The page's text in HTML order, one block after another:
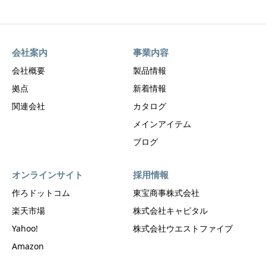
会社案内
会社概要
拠点
関連会社
事業内容
製品情報
新着情報
カタログ
メインアイテム
ブログ
オンラインサイト
作ろドットコム
楽天市場
Yahoo!
Amazon
採用情報
東宝商事株式会社
株式会社キャピタル
株式会社ウエストファイブ